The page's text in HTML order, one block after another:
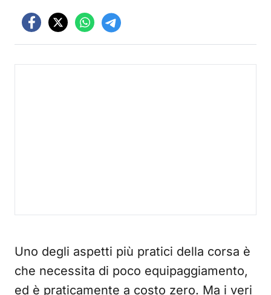
Uno degli aspetti più pratici della corsa è
che necessita di poco equipaggiamento,
ed è praticamente a costo zero. Ma i veri